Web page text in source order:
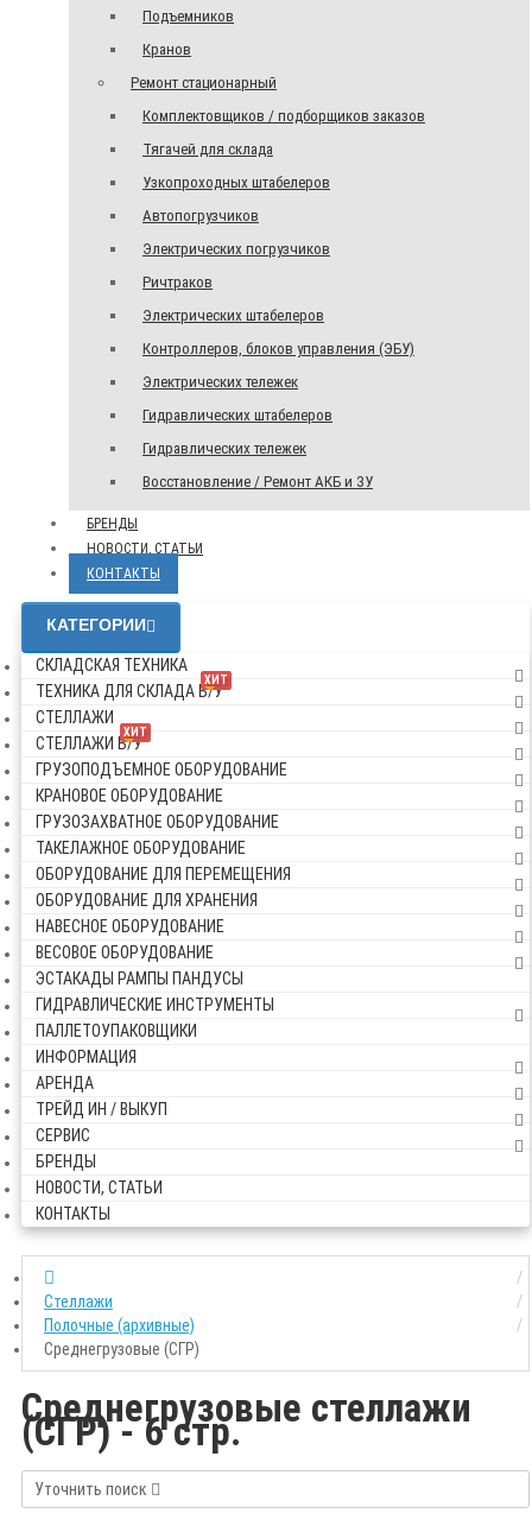
Подъемников
Кранов
Ремонт стационарный
Комплектовщиков / подборщиков заказов
Тягачей для склада
Узкопроходных штабелеров
Автопогрузчиков
Электрических погрузчиков
Ричтраков
Электрических штабелеров
Контроллеров, блоков управления (ЭБУ)
Электрических тележек
Гидравлических штабелеров
Гидравлических тележек
Восстановление / Ремонт АКБ и ЗУ
БРЕНДЫ
НОВОСТИ, СТАТЬИ
КОНТАКТЫ
КАТЕГОРИИ
СКЛАДСКАЯ ТЕХНИКА
ХИТ
ТЕХНИКА ДЛЯ СКЛАДА Б/У
СТЕЛЛАЖИ
ХИТ
СТЕЛЛАЖИ Б/У
ГРУЗОПОДЪЕМНОЕ ОБОРУДОВАНИЕ
КРАНОВОЕ ОБОРУДОВАНИЕ
ГРУЗОЗАХВАТНОЕ ОБОРУДОВАНИЕ
ТАКЕЛАЖНОЕ ОБОРУДОВАНИЕ
ОБОРУДОВАНИЕ ДЛЯ ПЕРЕМЕЩЕНИЯ
ОБОРУДОВАНИЕ ДЛЯ ХРАНЕНИЯ
НАВЕСНОЕ ОБОРУДОВАНИЕ
ВЕСОВОЕ ОБОРУДОВАНИЕ
ЭСТАКАДЫ РАМПЫ ПАНДУСЫ
ГИДРАВЛИЧЕСКИЕ ИНСТРУМЕНТЫ
ПАЛЛЕТОУПАКОВЩИКИ
ИНФОРМАЦИЯ
АРЕНДА
ТРЕЙД ИН / ВЫКУП
СЕРВИС
БРЕНДЫ
НОВОСТИ, СТАТЬИ
КОНТАКТЫ
Стеллажи
Полочные (архивные)
Среднегрузовые (СГР)
Среднегрузовые стеллажи
(СГР) - 6 стр.
Уточнить поиск